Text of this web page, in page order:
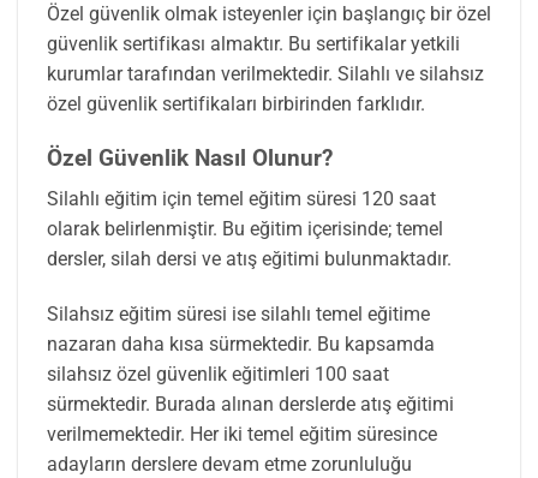
Özel güvenlik olmak isteyenler için başlangıç bir özel
güvenlik sertifikası almaktır. Bu sertifikalar yetkili
kurumlar tarafından verilmektedir. Silahlı ve silahsız
özel güvenlik sertifikaları birbirinden farklıdır.
Özel Güvenlik Nasıl Olunur?
Silahlı eğitim için temel eğitim süresi 120 saat
olarak belirlenmiştir. Bu eğitim içerisinde; temel
dersler, silah dersi ve atış eğitimi bulunmaktadır.
Silahsız eğitim süresi ise silahlı temel eğitime
nazaran daha kısa sürmektedir. Bu kapsamda
silahsız özel güvenlik eğitimleri 100 saat
sürmektedir. Burada alınan derslerde atış eğitimi
verilmemektedir. Her iki temel eğitim süresince
adayların derslere devam etme zorunluluğu